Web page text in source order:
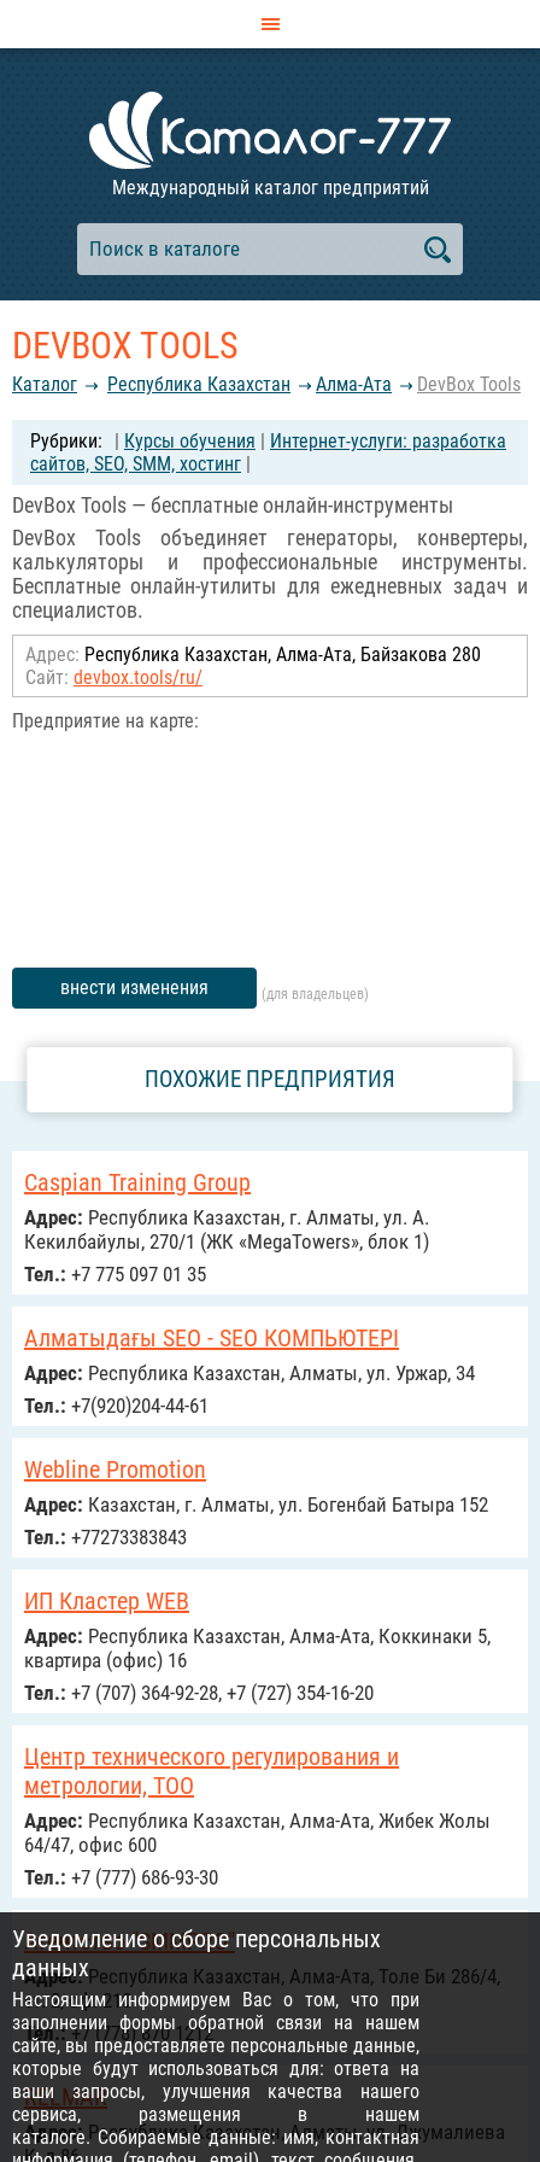
Международный каталог предприятий
DEVBOX TOOLS
Каталог Республика Казахстан Алма-Ата DevBox Tools
| Курсы обучения | Интернет-услуги: разработка
сайтов, SEO, SMM, хостинг |
DevBox Tools — бесплатные онлайн-инструменты
DevBox Tools объединяет генераторы, конвертеры,
калькуляторы и профессиональные инструменты.
Бесплатные онлайн-утилиты для ежедневных задач и
специалистов.
Адрес: Республика Казахстан, Алма-Ата, Байзакова 280
Сайт: devbox.tools/ru/
Предприятие на карте:
внести изменения (для владельцев)
ПОХОЖИЕ ПРЕДПРИЯТИЯ
Caspian Training Group
Адрес: Республика Казахстан, г. Алматы, ул. А.
Кекилбайулы, 270/1 (ЖК «MegaTowers», блок 1)
Тел.: +7 775 097 01 35
Алматыдағы SEO - SEO КОМПЬЮТЕРІ
Адрес: Республика Казахстан, Алматы, ул. Уржар, 34
Тел.: +7(920)204-44-61
Webline Promotion
Адрес: Казахстан, г. Алматы, ул. Богенбай Батыра 152
Тел.: +77273383843
ИП Кластер WEB
Адрес: Республика Казахстан, Алма-Ата, Коккинаки 5,
квартира (офис) 16
Тел.: +7 (707) 364-92-28, +7 (727) 354-16-20
Центр технического регулирования и
метрологии, ТОО
Адрес: Республика Казахстан, Алма-Ата, Жибек Жолы
64/47, офис 600
Тел.: +7 (777) 686-93-30
Агентство "SMMPRO"
Адрес:Республика Казахстан, Алма-Ата, Толе Би 286/4,
эт. 2, оф. 210
Тел.:+7 (778) 870 1212
RELMAR
Адрес:Республика Казахстан, Алматы, ул. Джумалиева
К, д 86
Уведомление о сборе персональных
данных
Настоящим информируем Вас о том, что при
заполнении формы обратной связи на нашем
сайте, вы предоставляете персональные данные,
которые будут использоваться для: ответа на
ваши запросы, улучшения качества нашего
сервиса, размещения в нашем
каталоге. Собираемые данные: имя, контактная